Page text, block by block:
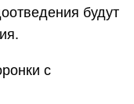
будут
с